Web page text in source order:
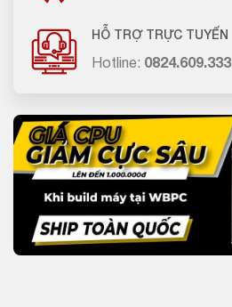
HỖ TRỢ TRỰC TUYẾN
Hotline: 0824.609.333